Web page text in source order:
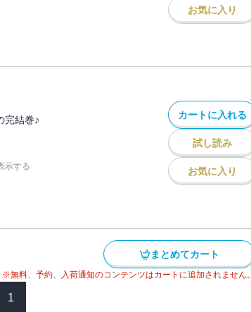
なニュースが。
そう”って、一体どのくら
お気に入り
完結巻♪
。
に取り組む竜の姿。彼にはやり
を邪魔したくない――。竜を誰
、あすかは別れを切り出し
示する
カートに入れる
試し読み
お気に入り
まとめてカート
※無料、予約、入荷通知のコンテンツはカートに追加されません。
1